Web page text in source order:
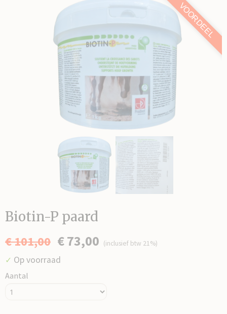
VOORDEEL
Biotin-P paard
€ 101,00 € 73,00 (inclusief btw 21%)
✓ Op voorraad
Aantal